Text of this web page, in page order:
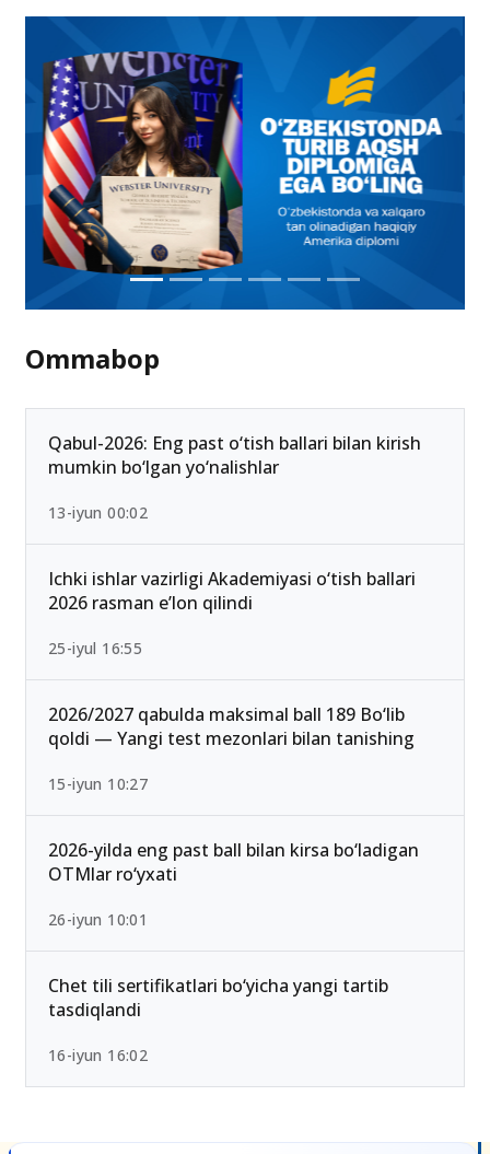
Ommabop
Qabul-2026: Eng past o‘tish ballari bilan kirish
mumkin bo‘lgan yo‘nalishlar
13-iyun 00:02
Ichki ishlar vazirligi Akademiyasi o‘tish ballari
2026 rasman e’lon qilindi
25-iyul 16:55
2026/2027 qabulda maksimal ball 189 Bo‘lib
qoldi — Yangi test mezonlari bilan tanishing
15-iyun 10:27
2026-yilda eng past ball bilan kirsa bo‘ladigan
OTMlar ro‘yxati
26-iyun 10:01
Chet tili sertifikatlari bo‘yicha yangi tartib
tasdiqlandi
16-iyun 16:02